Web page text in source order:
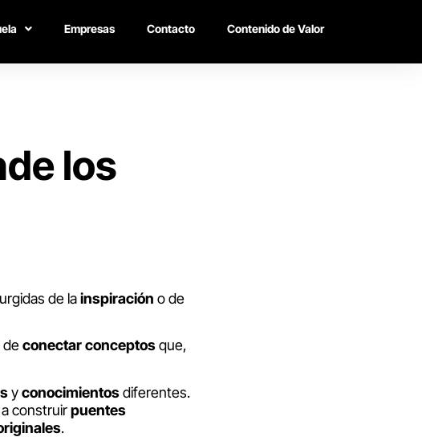
Empresas Contacto Contenido de Valor
los
de lainspiración o de
deconectarconceptosque,
yconocimientosdiferentes.
a construirpuentes
.